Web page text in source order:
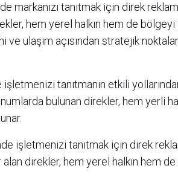
markanızı tanıtmak için direk
hem yerel halkın hem de
ulaşım açısından stratejik
tanıtmanın etkili
bulunan direkler, hem yerli
işletmenizi tanıtmak için direk
direkler, hem yerel halkın hem